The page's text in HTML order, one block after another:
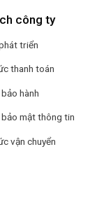
công ty
triển
thanh toán
hành
bảo mật thông tin
vận chuyển